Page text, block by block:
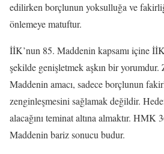
edilirken borçlunun yoksulluğa ve
önlemeye matuftur.
İİK’nun 85. Maddenin kapsamı içine
şekilde genişletmek aşkın bir
Maddenin amacı, sadece borçlunun
zenginleşmesini sağlamak değildir.
alacağını teminat altına almaktır. HMK
Maddenin bariz sonucu budur.